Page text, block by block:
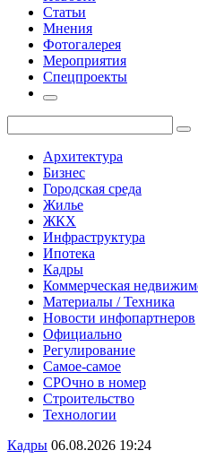
Статьи
Мнения
Фотогалерея
Мероприятия
Спецпроекты
Архитектура
Бизнес
Городская среда
Жилье
ЖКХ
Инфраструктура
Ипотека
Кадры
Коммерческая
Материалы / Техника
Новости инфопартнеров
Официально
Регулирование
Самое-самое
СРОчно в номер
Строительство
Технологии
Кадры 06.08.2026 19:24